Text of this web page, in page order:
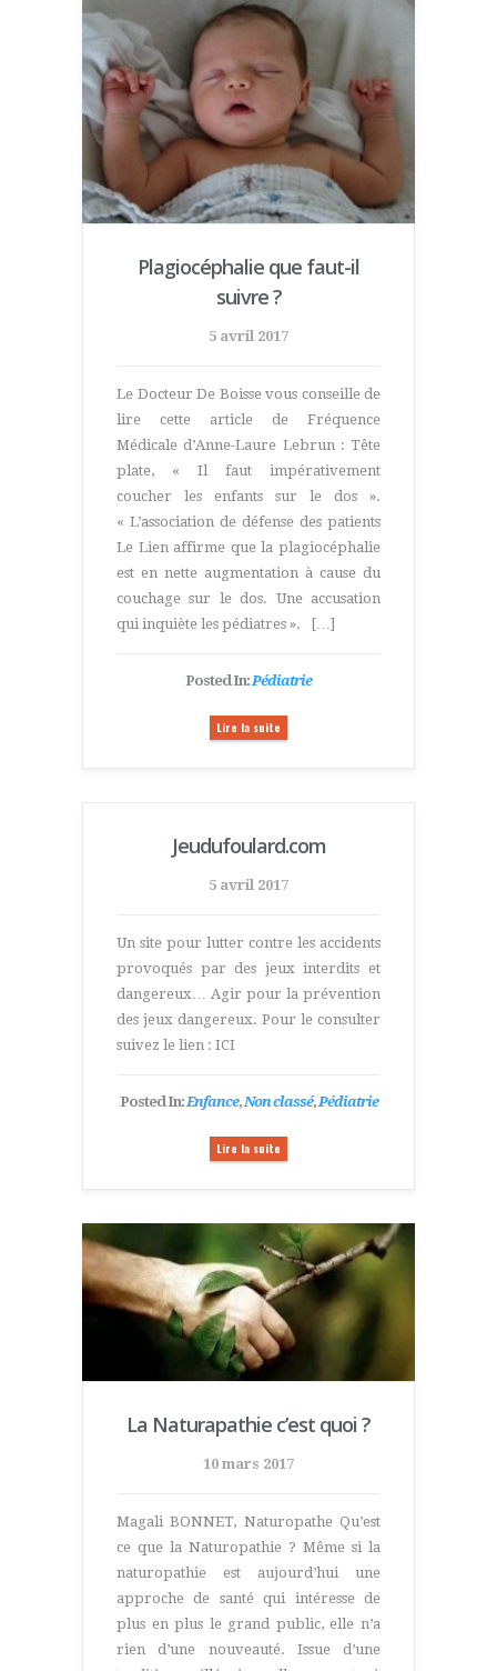
Plagiocéphalie que faut-il
suivre ?
5 avril 2017
Le Docteur De Boisse vous conseille de
lire cette article de Fréquence
Médicale d’Anne-Laure Lebrun : Tête
plate, « Il faut impérativement
coucher les enfants sur le dos ».
« L’association de défense des patients
Le Lien affirme que la plagiocéphalie
est en nette augmentation à cause du
couchage sur le dos. Une accusation
qui inquiète les pédiatres ». […]
Posted In: Pédiatrie
Lire la suite
Jeudufoulard.com
5 avril 2017
Un site pour lutter contre les accidents
provoqués par des jeux interdits et
dangereux… Agir pour la prévention
des jeux dangereux. Pour le consulter
suivez le lien : ICI
Posted In: Enfance, Non classé, Pédiatrie
Lire la suite
La Naturapathie c’est quoi ?
10 mars 2017
Magali BONNET, Naturopathe Qu’est
ce que la Naturopathie ? Même si la
naturopathie est aujourd’hui une
approche de santé qui intéresse de
plus en plus le grand public, elle n’a
rien d’une nouveauté. Issue d’une